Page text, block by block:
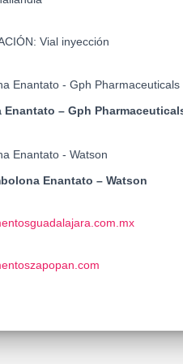
Vial inyección
Enantato – Gph
Enantato – Watson